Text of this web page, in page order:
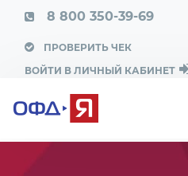
8 800 350-39-69
ПРОВЕРИТЬ ЧЕК
ВОЙТИ В ЛИЧНЫЙ КАБИНЕТ